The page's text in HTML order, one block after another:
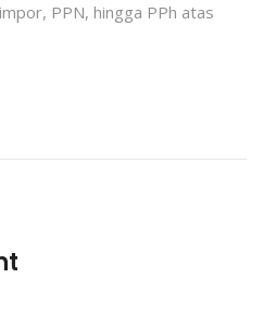
PPN, hingga PPh atas